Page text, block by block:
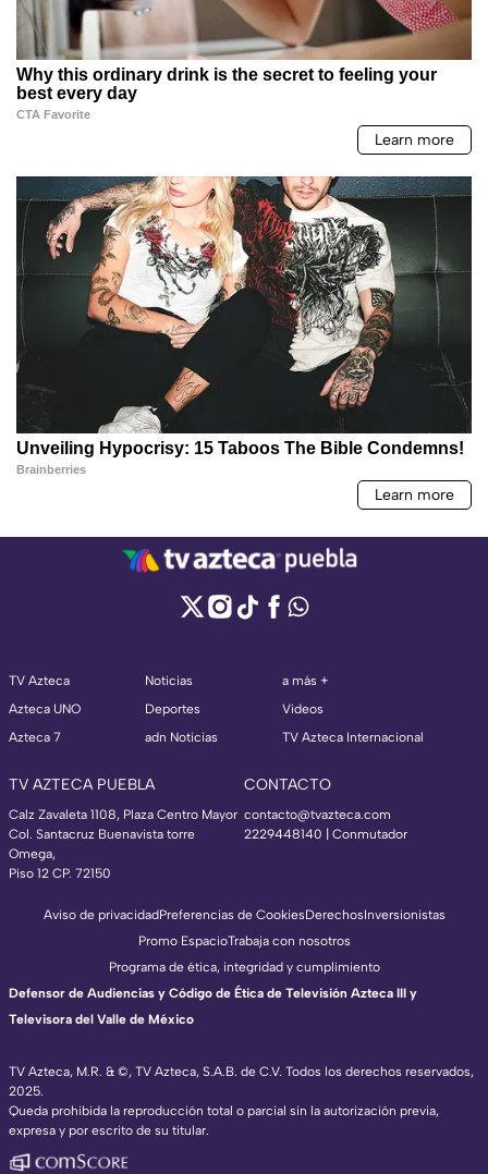
TV Azteca
Azteca UNO
Azteca 7
Noticias
Deportes
adn Noticias
a más +
Videos
TV Azteca Internacional
TV AZTECA PUEBLA
Calz Zavaleta 1108, Plaza Centro Mayor
Col. Santacruz Buenavista torre
Omega,
Piso 12 CP. 72150
CONTACTO
contacto@tvazteca.com
2229448140 | Conmutador
TV Azteca, M.R. & ©, TV Azteca, S.A.B. de C.V. Todos los derechos reservados,
2025.
Queda prohibida la reproducción total o parcial sin la autorización previa,
expresa y por escrito de su titular.
Aviso de privacidadPreferencias de CookiesDerechosInversionistas
Promo EspacioTrabaja con nosotros
Programa de ética, integridad y cumplimiento
Defensor de Audiencias y Código de Ética de Televisión Azteca III y
Televisora del Valle de México